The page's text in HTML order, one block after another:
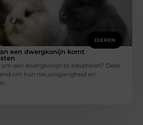
DIEREN
een dwergkonijn komt
een dwergkonijn te adopteren? Deze
om hun nieuwsgierigheid en